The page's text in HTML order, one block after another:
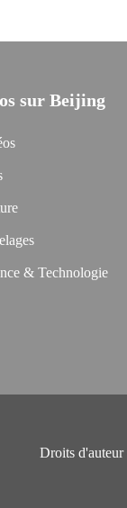
sur Beijing
& Technologie
Droits